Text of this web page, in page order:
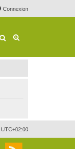
Connexion
Rechercher
UTC+02:00